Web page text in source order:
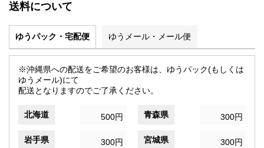
送料について
ゆうパック・宅配便 ゆうメール・メール便
※沖縄県への配送をご希望のお客様は、ゆうパック(もしくは
ゆうメール)にて
配送となりますのでご了承ください。
北海道 500円 青森県 300円
岩手県 300円 宮城県 300円